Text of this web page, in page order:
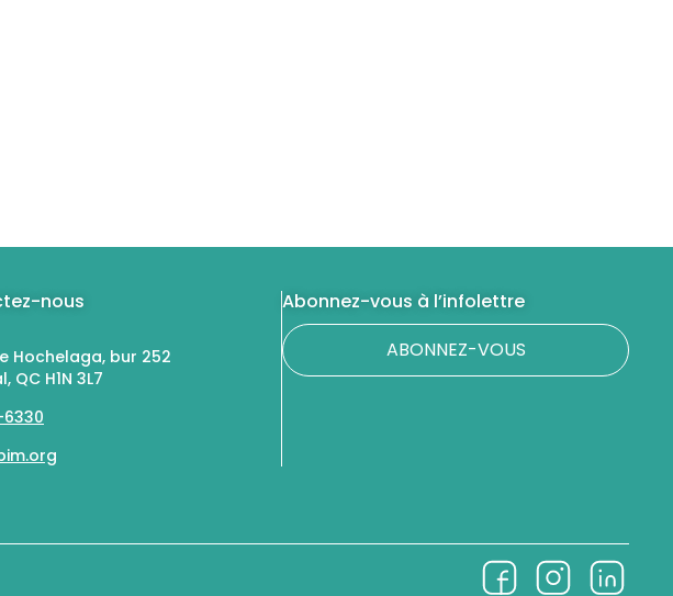
nous
Hochelaga, bur 252
QC H1N 3L7
6330
Abonnez-vous à l’infolettre
ABONNEZ-VOUS